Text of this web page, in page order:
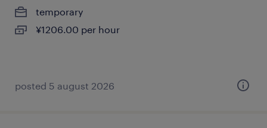
temporary
¥1206.00 per hour
posted 5 august 2026